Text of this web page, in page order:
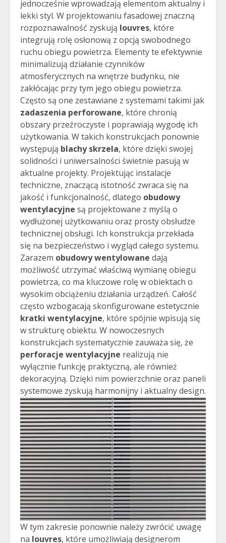
jednocześnie wprowadzają elementom aktualny i
lekki styl. W projektowaniu fasadowej znaczną
rozpoznawalność zyskują louvres, które
integrują rolę osłonową z opcją swobodnego
ruchu obiegu powietrza. Elementy te efektywnie
minimalizują działanie czynników
atmosferycznych na wnętrze budynku, nie
zakłócając przy tym jego obiegu powietrza.
Często są one zestawiane z systemami takimi jak
zadaszenia perforowane, które chronią
obszary przeźroczyste i poprawiają wygodę ich
użytkowania. W takich konstrukcjach ponownie
występują blachy skrzela, które dzięki swojej
solidności i uniwersalności świetnie pasują w
aktualne projekty. Projektując instalacje
techniczne, znaczącą istotność zwraca się na
jakość i funkcjonalność, dlatego obudowy
wentylacyjne są projektowane z myślą o
wydłużonej użytkowaniu oraz prosty obsłudze
technicznej obsługi. Ich konstrukcja przekłada
się na bezpieczeństwo i wygląd całego systemu.
Zarazem obudowy wentylowane dają
możliwość utrzymać właściwą wymianę obiegu
powietrza, co ma kluczowe rolę w obiektach o
wysokim obciążeniu działania urządzeń. Całość
często wzbogacają skonfigurowane estetycznie
kratki wentylacyjne, które spójnie wpisują się
w strukturę obiektu. W nowoczesnych
konstrukcjach systematycznie zauważa się, że
perforacje wentylacyjne realizują nie
wyłącznie funkcję praktyczną, ale również
dekoracyjną. Dzięki nim powierzchnie oraz paneli
systemowe zyskują harmonijny i aktualny design.
W tym zakresie ponownie należy zwrócić uwagę
na louvres, które umożliwiają designerom